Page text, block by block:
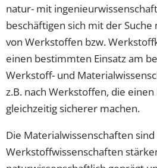
natur- mit
beschäftigen sich mit der
von Werkstoffen bzw.
einen bestimmten Einsatz am
Werkstoff- und
z.B. nach Werkstoffen, die
gleichzeitig sicherer machen.
Die Materialwissenschaften
Werkstoffwissenschaften